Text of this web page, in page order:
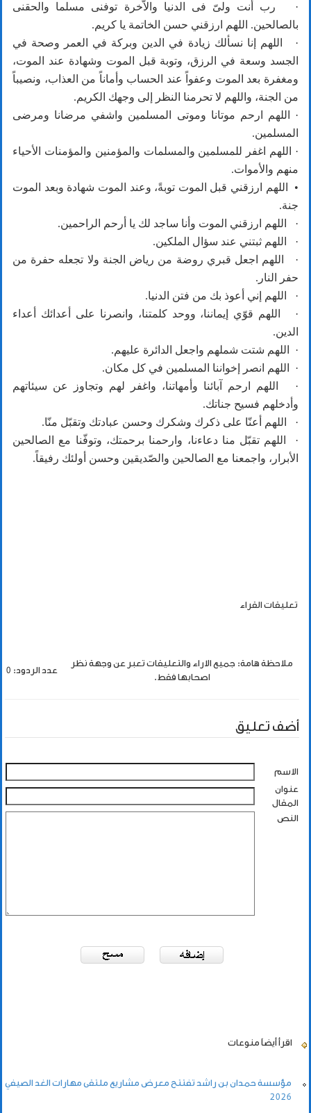
· رب أنت ولىّ فى الدنيا والاّخرة توفنى مسلما والحقنى
بالصالحين. اللهم ارزقني حسن الخاتمة يا كريم.
· اللهم إنا نسألك زيادة في الدين وبركة في العمر وصحة في
الجسد وسعة في الرزق، وتوبة قبل الموت وشهادة عند الموت،
ومغفرة بعد الموت وعفواً عند الحساب وأماناً من العذاب، ونصيباً
من الجنة، واللهم لا تحرمنا النظر إلى وجهك الكريم.
· اللهم ارحم موتانا وموتى المسلمين واشفي مرضانا ومرضى
المسلمين.
· اللهم اغفر للمسلمين والمسلمات والمؤمنين والمؤمنات الأحياء
منهم والأموات.
• اللهم ارزقني قبل الموت توبةً، وعند الموت شهادة وبعد الموت
جنة.
· اللهم ارزقني الموت وأنا ساجد لك يا أرحم الراحمين.
· اللهم ثبتني عند سؤال الملكين.
· اللهم اجعل قبري روضة من رياض الجنة ولا تجعله حفرة من
حفر النار.
· اللهم إني أعوذ بك من فتن الدنيا.
· اللهم قوّي إيماننا، ووحد كلمتنا، وانصرنا على أعدائك أعداء
الدين.
· اللهم شتت شملهم واجعل الدائرة عليهم.
· اللهم انصر إخواننا المسلمين في كل مكان.
· اللهم ارحم آبائنا وأمهاتنا، واغفر لهم وتجاوز عن سيئاتهم
وأدخلهم فسيح جناتك.
· اللهم أعنّا على ذكرك وشكرك وحسن عبادتك وتقبّل منّا.
· اللهم تقبّل منا دعاءنا، وارحمنا برحمتك، وتوفّنا مع الصالحين
الأبرار، واجمعنا مع الصالحين والصّديقين وحسن أولئك رفيقاً.
تعليقات القراء
ملاحظة هامة: جميع الاراء والتعليقات تعبر عن وجهة نظر
اصحابها فقط.
عدد الردود: 0
أضف تعليق
الاسم
عنوان
المقال
النص
اقرأ أيضاً منوعات
مؤسسة حمدان بن راشد تفتتح معرض مشاريع ملتقى مهارات الغد الصيفي
2026